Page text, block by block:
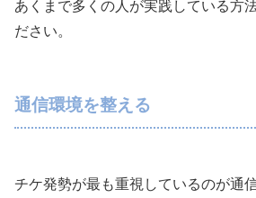
あくまで多くの人が実践している方
ださい。
通信環境を整える
チケ発勢が最も重視しているのが通